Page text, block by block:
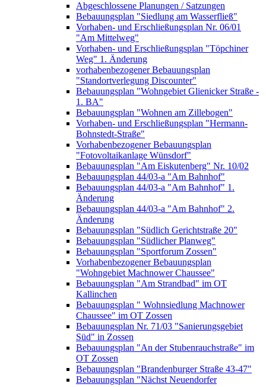
Abgeschlossene Planungen / Satzungen
Bebauungsplan "Siedlung am Wasserfließ"
Vorhaben- und Erschließungsplan Nr. 06/01
"Am Mittelweg"
Vorhaben- und Erschließungsplan "Töpchiner
Weg" 1. Änderung
vorhabenbezogener Bebauungsplan
"Standortverlegung Discounter"
Bebauungsplan "Wohngebiet Glienicker Straße -
1. BA"
Bebauungsplan "Wohnen am Zillebogen"
Vorhaben- und Erschließungsplan "Hermann-
Bohnstedt-Straße"
Vorhabenbezogener Bebauungsplan
"Fotovoltaikanlage Wünsdorf"
Bebauungsplan "Am Eiskutenberg" Nr. 10/02
Bebauungsplan 44/03-a "Am Bahnhof"
Bebauungsplan 44/03-a "Am Bahnhof" 1.
Änderung
Bebauungsplan 44/03-a "Am Bahnhof" 2.
Änderung
Bebauungsplan "Südlich Gerichtstraße 20"
Bebauungsplan "Südlicher Planweg"
Bebauungsplan "Sportforum Zossen"
Vorhabenbezogener Bebauungsplan
"Wohngebiet Machnower Chaussee"
Bebauungsplan "Am Strandbad" im OT
Kallinchen
Bebauungsplan " Wohnsiedlung Machnower
Chaussee" im OT Zossen
Bebauungsplan Nr. 71/03 "Sanierungsgebiet
Süd" in Zossen
Bebauungsplan "An der Stubenrauchstraße" im
OT Zossen
Bebauungsplan "Brandenburger Straße 43-47"
Bebauungsplan "Nächst Neuendorfer